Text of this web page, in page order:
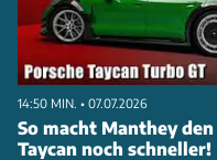
14:50 MIN. • 07.07.2026
So macht Manthey
Taycan noch schneller!